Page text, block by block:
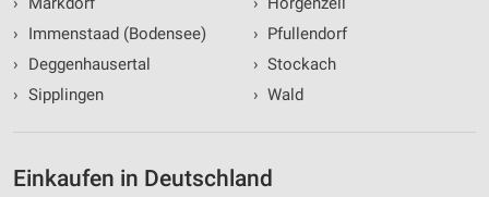
›
Immenstaad (Bodensee)
›
Deggenhausertal
› Sipplingen
› Pfullendorf
› Stockach
› Wald
Einkaufen in Deutschland